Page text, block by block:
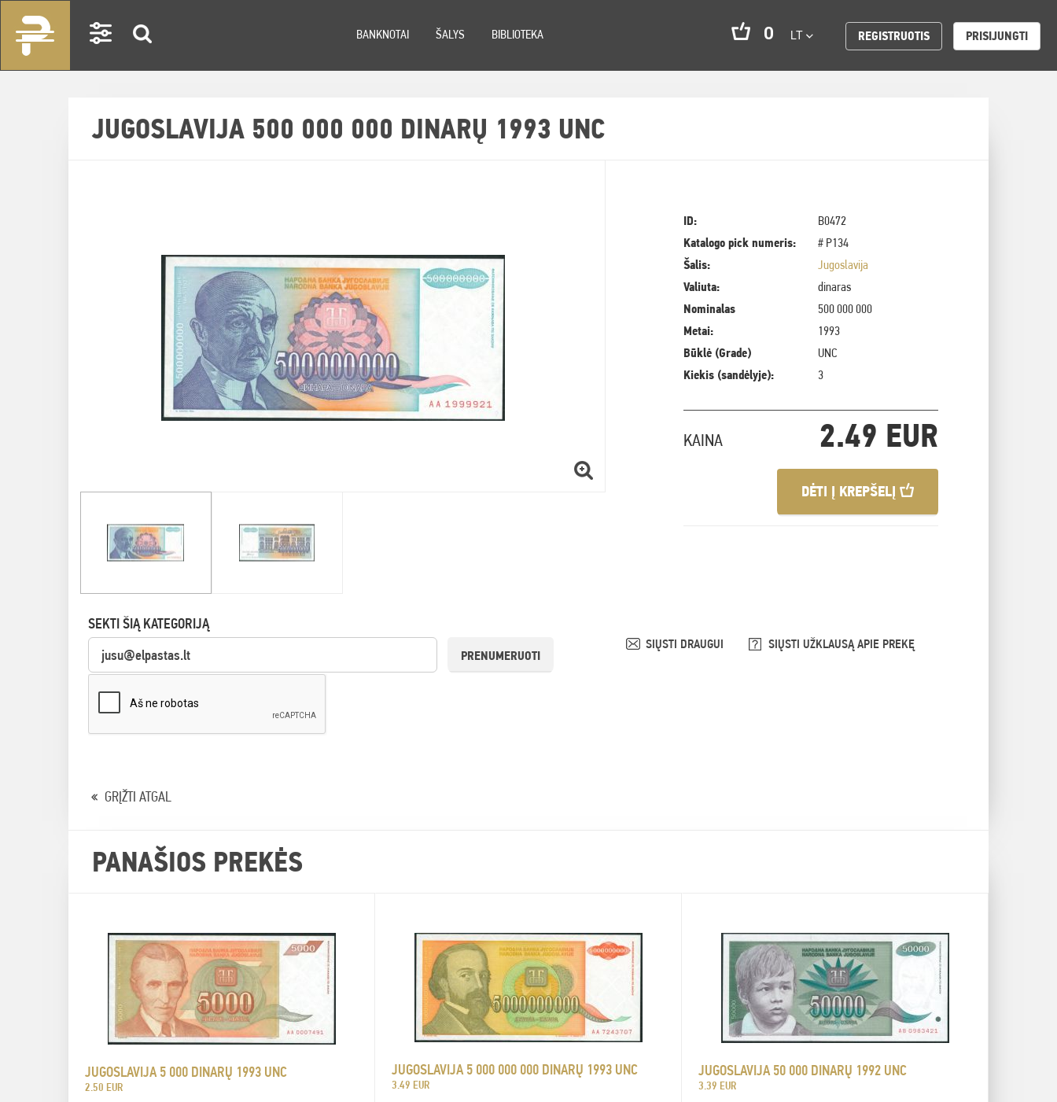
BANKNOTAI ŠALYS BIBLIOTEKA 0 LT REGISTRUOTIS PRISIJUNGTI
JUGOSLAVIJA 500 000 000 DINARŲ 1993 UNC
ID:
B0472
Katalogo pick numeris:
# P134
Šalis:
Jugoslavija
Valiuta:
dinaras
Nominalas
500 000 000
Metai:
1993
Būklė (Grade)
UNC
Kiekis (sandėlyje):
3
KAINA 2.49 EUR
DĖTI Į KREPŠELĮ
SEKTI ŠIĄ KATEGORIJĄ
PRENUMERUOTI
SIŲSTI DRAUGUI SIŲSTI UŽKLAUSĄ APIE PREKĘ
GRĮŽTI ATGAL
PANAŠIOS PREKĖS
JUGOSLAVIJA 5 000 DINARŲ 1993 UNC
2.50 EUR
JUGOSLAVIJA 5 000 000 000 DINARŲ 1993 UNC
3.49 EUR
JUGOSLAVIJA 50 000 DINARŲ 1992 UNC
3.39 EUR